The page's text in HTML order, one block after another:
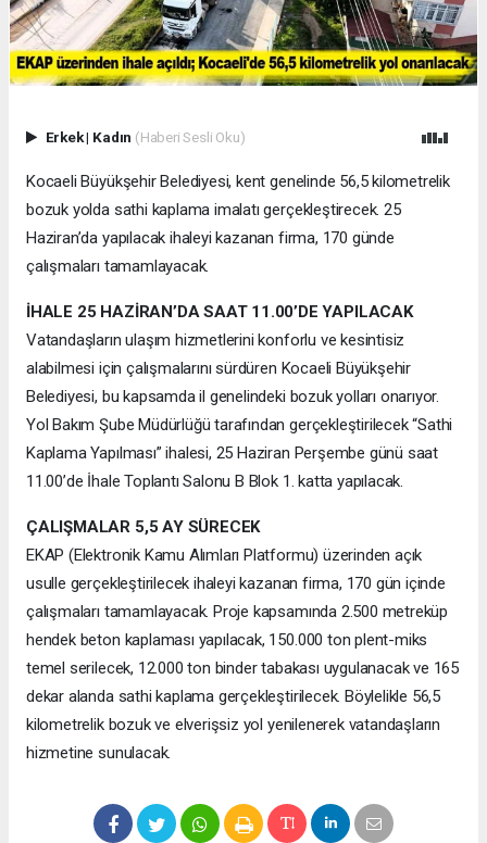
Erkek| Kadın (Haberi Sesli Oku)
Kocaeli Büyükşehir Belediyesi, kent genelinde 56,5 kilometrelik
bozuk yolda sathi kaplama imalatı gerçekleştirecek. 25
Haziran’da yapılacak ihaleyi kazanan firma, 170 günde
çalışmaları tamamlayacak.
İHALE 25 HAZİRAN’DA SAAT 11.00’DE YAPILACAK
Vatandaşların ulaşım hizmetlerini konforlu ve kesintisiz
alabilmesi için çalışmalarını sürdüren Kocaeli Büyükşehir
Belediyesi, bu kapsamda il genelindeki bozuk yolları onarıyor.
Yol Bakım Şube Müdürlüğü tarafından gerçekleştirilecek “Sathi
Kaplama Yapılması” ihalesi, 25 Haziran Perşembe günü saat
11.00’de İhale Toplantı Salonu B Blok 1. katta yapılacak.
ÇALIŞMALAR 5,5 AY SÜRECEK
EKAP (Elektronik Kamu Alımları Platformu) üzerinden açık
usulle gerçekleştirilecek ihaleyi kazanan firma, 170 gün içinde
çalışmaları tamamlayacak. Proje kapsamında 2.500 metreküp
hendek beton kaplaması yapılacak, 150.000 ton plent-miks
temel serilecek, 12.000 ton binder tabakası uygulanacak ve 165
dekar alanda sathi kaplama gerçekleştirilecek. Böylelikle 56,5
kilometrelik bozuk ve elverişsiz yol yenilenerek vatandaşların
hizmetine sunulacak.